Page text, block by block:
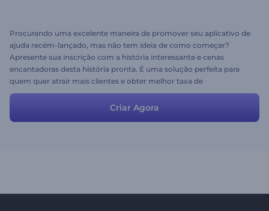
Procurando uma excelente maneira de promover seu aplicativo de
ajuda recém-lançado, mas não tem ideia de como começar?
Apresente sua inscrição com a história interessante e cenas
encantadoras desta história pronta. É uma solução perfeita para
quem quer atrair mais clientes e obter melhor taxa de
comercialização. As cenas são ajustáveis e você pode modificá-las
para obter o resultado desejado.Criar Agora